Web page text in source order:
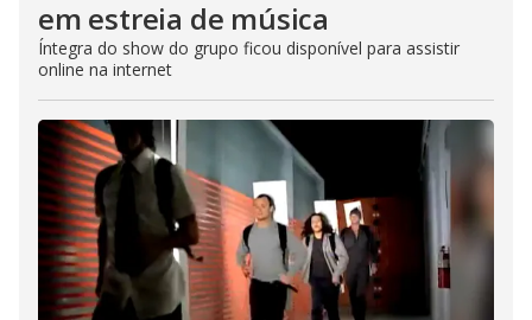
em estreia de música
Íntegra do show do grupo ficou disponível para assistir
online na internet